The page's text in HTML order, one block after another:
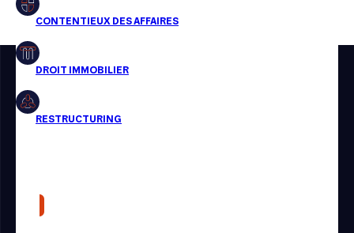
Droit immobilier
Restructuring
Presse
Aucun résultats pour cette recherche